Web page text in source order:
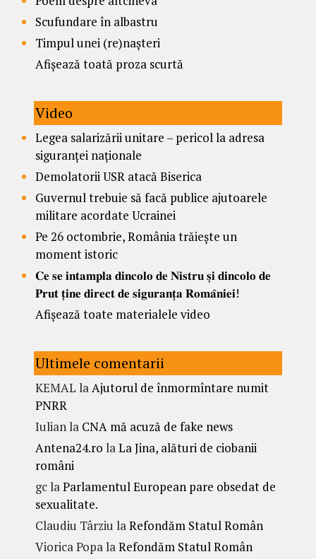
Scufundare în albastru
Timpul unei (re)nașteri
Afișează toată proza scurtă
Video
Legea salarizării unitare – pericol la adresa
siguranței naționale
Demolatorii USR atacă Biserica
Guvernul trebuie să facă publice ajutoarele
militare acordate Ucrainei
Pe 26 octombrie, România trăiește un
moment istoric
𝐂𝐞 𝐬𝐞 𝐢𝐧𝐭𝐚𝐦𝐩𝐥𝐚 𝐝𝐢𝐧𝐜𝐨𝐥𝐨 𝐝𝐞 𝐍𝐢𝐬𝐭𝐫𝐮 𝐬̦𝐢 𝐝𝐢𝐧𝐜𝐨𝐥𝐨 𝐝𝐞
𝐏𝐫𝐮𝐭 𝐭̦𝐢𝐧𝐞 𝐝𝐢𝐫𝐞𝐜𝐭 𝐝𝐞 𝐬𝐢𝐠𝐮𝐫𝐚𝐧𝐭̦𝐚 𝐑𝐨𝐦𝐚̂𝐧𝐢𝐞𝐢!
Afișează toate materialele video
Ultimele comentarii
KEMAL laAjutorul de înmormîntare numit
PNRR
Iulianla CNA mă acuză de fake news
Antena24.ro laLa Jina, alături de ciobanii
români
gclaParlamentul European pare obsedat de
sexualitate.
Claudiu Târziu laRefondăm Statul Român
Viorica PopalaRefondăm Statul Român